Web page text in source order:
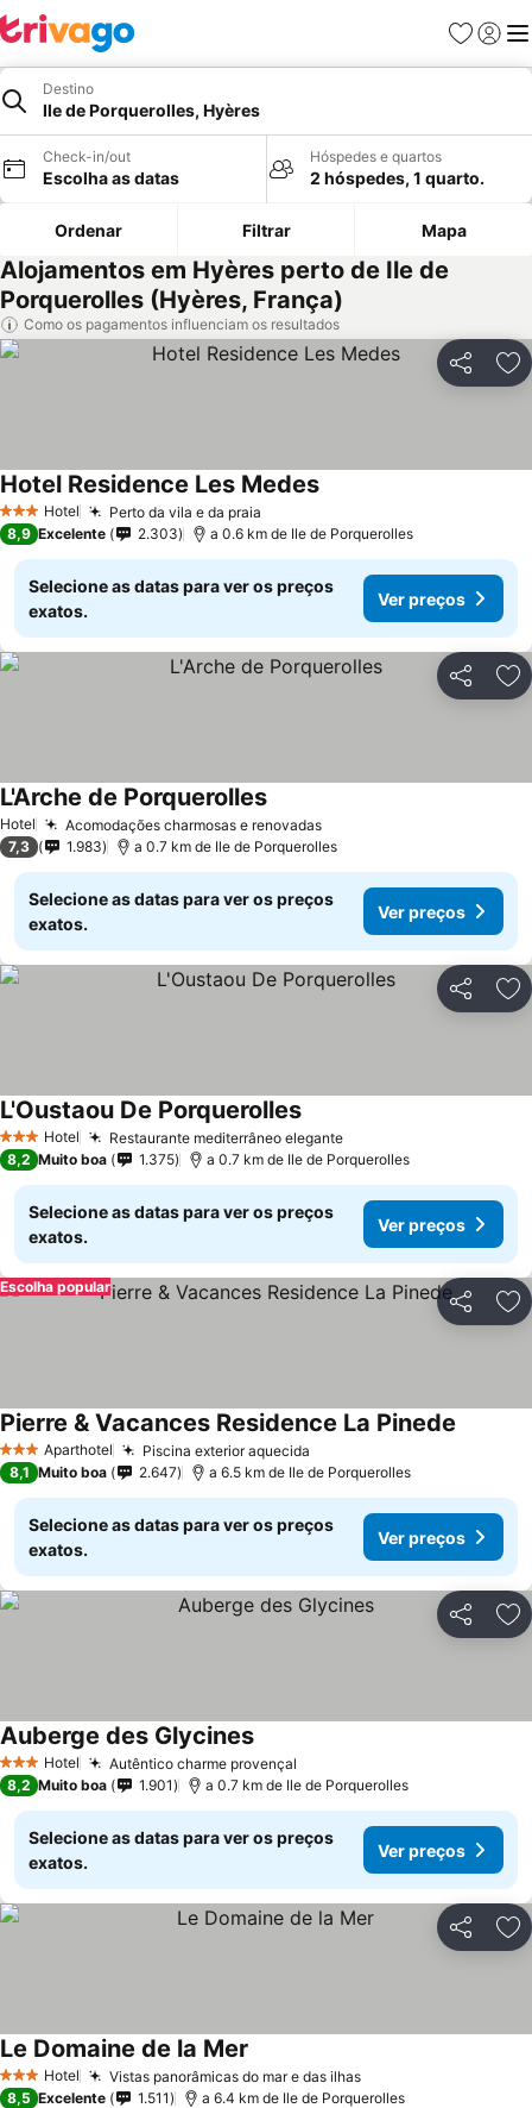
Favoritos
Iniciar
Destino
Ile de Porquerolles, Hyères
Check-in/out
Escolha as datas
Hóspedes e quartos
2 hóspedes, 1 quarto.
Ordenar Filtrar Mapa
Alojamentos em Hyères perto de Ile de
Porquerolles (Hyères, França)
Como os pagamentos influenciam os resultados
Partilhar
3 EstrelasHotel Perto da vila e da praia
Hotel Residence Les Medes
8,9 Excelente 2.303 a 0.6 km de Ile de Porquerolles
Selecione as datas para ver os preços
exatos.
Ver preços
Partilhar
Hotel Acomodações charmosas e renovadas
L'Arche de Porquerolles
7,3 1.983 a 0.7 km de Ile de Porquerolles
Selecione as datas para ver os preços
exatos.
Ver preços
Partilhar
3 EstrelasHotel Restaurante mediterrâneo elegante
L'Oustaou De Porquerolles
8,2 Muito boa 1.375 a 0.7 km de Ile de Porquerolles
Selecione as datas para ver os preços
exatos.
Ver preços
Partilhar
Escolha popular
3 EstrelasAparthotel Piscina exterior aquecida
Pierre & Vacances Residence La Pinede
8,1 Muito boa 2.647 a 6.5 km de Ile de Porquerolles
Selecione as datas para ver os preços
exatos.
Ver preços
Partilhar
3 EstrelasHotel Autêntico charme provençal
Auberge des Glycines
8,2 Muito boa 1.901 a 0.7 km de Ile de Porquerolles
Selecione as datas para ver os preços
exatos.
Ver preços
Partilhar
3 EstrelasHotel Vistas panorâmicas do mar e das ilhas
Le Domaine de la Mer
8,5 Excelente 1.511 a 6.4 km de Ile de Porquerolles